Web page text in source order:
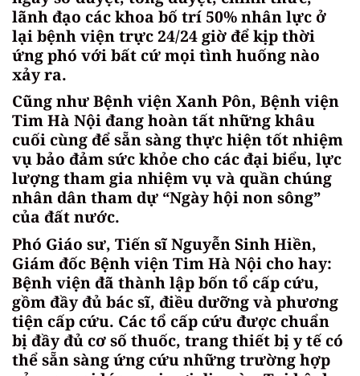
lãnh đạo các khoa bố trí 50% nhân lực ở
lại bệnh viện trực 24/24 giờ để kịp thời
ứng phó với bất cứ mọi tình huống nào
xảy ra.
Cũng như Bệnh viện Xanh Pôn, Bệnh viện
Tim Hà Nội đang hoàn tất những khâu
cuối cùng để sẵn sàng thực hiện tốt nhiệm
vụ bảo đảm sức khỏe cho các đại biểu, lực
lượng tham gia nhiệm vụ và quần chúng
nhân dân tham dự “Ngày hội non sông”
của đất nước.
Phó Giáo sư, Tiến sĩ Nguyễn Sinh Hiền,
Giám đốc Bệnh viện Tim Hà Nội cho hay:
Bệnh viện đã thành lập bốn tổ cấp cứu,
gồm đầy đủ bác sĩ, điều dưỡng và phương
tiện cấp cứu. Các tổ cấp cứu được chuẩn
bị đầy đủ cơ số thuốc, trang thiết bị y tế có
thể sẵn sàng ứng cứu những trường hợp